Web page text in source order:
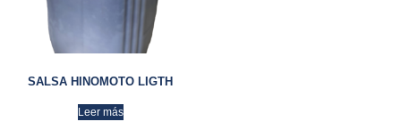
SALSA HINOMOTO LIGTH
Leer más